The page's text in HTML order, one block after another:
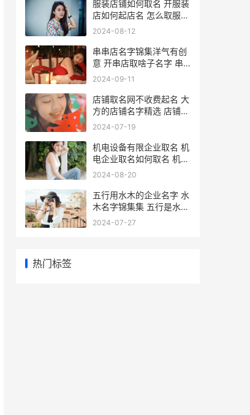
服装店铺如何取名 开服装
店如何起店名 怎么取服装
店名字
2024-08-12
串串店名字锦集洋气有创
意 开串店取啥子名字 串
串店名字锦集大全
2024-09-11
店铺取名网不收费起名 大
方的店铺名字精选 店铺取
名是只要没有就可以吗
2024-07-19
机电设备有限企业取名 机
电企业取名如何取名 机电
设备企业简介
2024-08-20
五行用水木的企业名字 水
木名字锦集集 五行是水木
的名字
2024-07-27
热门标签